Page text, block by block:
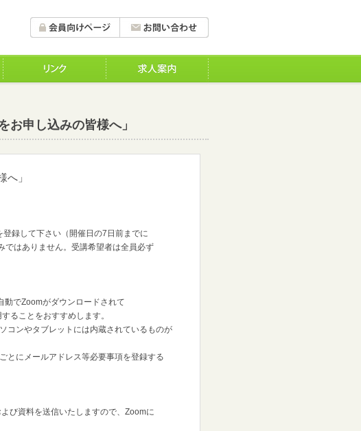
申し込みの皆様へ」
」
録して下さい（開催日の7日前までに
はありません。受講希望者は全員必ず
動でZoomがダウンロードされて
ることをおすすめします。
コンやタブレットには内蔵されているものが
とにメールアドレス等必要事項を登録する
び資料を送信いたしますので、Zoomに